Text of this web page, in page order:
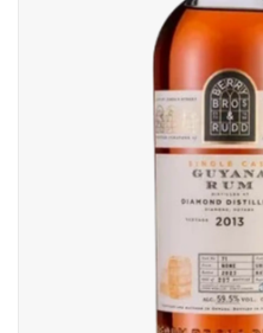
Relatiegeschenken